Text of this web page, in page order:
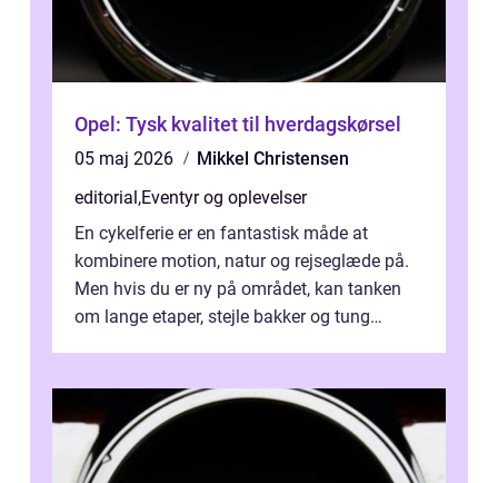
Opel: Tysk kvalitet til hverdagskørsel
05 maj 2026
Mikkel Christensen
editorial,Eventyr og oplevelser
En cykelferie er en fantastisk måde at
kombinere motion, natur og rejseglæde på.
Men hvis du er ny på området, kan tanken
om lange etaper, stejle bakker og tung